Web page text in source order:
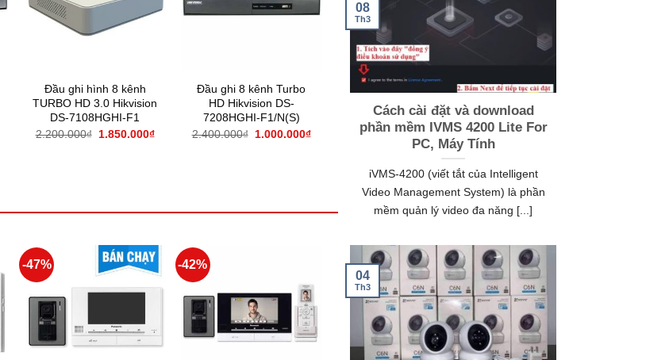
Đầu ghi hình 8 kênh
TURBO HD 3.0 Hikvision
DS-7108HGHI-F1
2.200.000₫ 1.850.000₫
Đầu ghi 8 kênh Turbo
HD Hikvision DS-
7208HGHI-F1/N(S)
2.400.000₫ 1.000.000₫
-47% -42%
Cách cài đặt và download
phần mềm IVMS 4200 Lite For
PC, Máy Tính
iVMS-4200 (viết tắt của Intelligent
Video Management System) là phần
mềm quản lý video đa năng [...]
08
Th3
04
Th3